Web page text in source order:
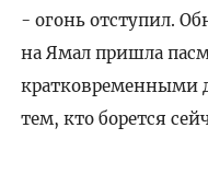
- огонь отступил.
на Ямал пришла
кратковременными
тем, кто борется